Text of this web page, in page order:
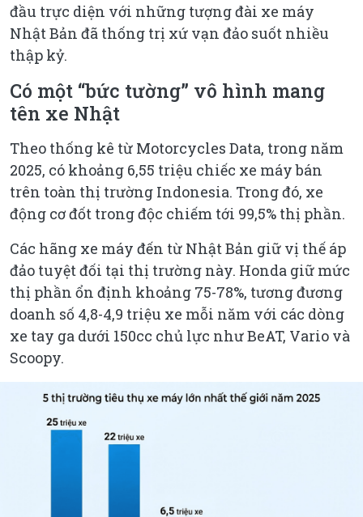
đầu trực diện với những tượng đài xe máy
Nhật Bản đã thống trị xứ vạn đảo suốt nhiều
thập kỷ.
Có một “bức tường” vô hình mang
tên xe Nhật
Theo thống kê từ Motorcycles Data, trong năm
2025, có khoảng 6,55 triệu chiếc xe máy bán
trên toàn thị trường Indonesia. Trong đó, xe
động cơ đốt trong độc chiếm tới 99,5% thị phần.
Các hãng xe máy đến từ Nhật Bản giữ vị thế áp
đảo tuyệt đối tại thị trường này. Honda giữ mức
thị phần ổn định khoảng 75-78%, tương đương
doanh số 4,8-4,9 triệu xe mỗi năm với các dòng
xe tay ga dưới 150cc chủ lực như BeAT, Vario và
Scoopy.